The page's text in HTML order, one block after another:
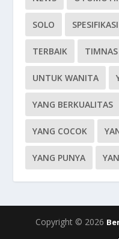
SOLO
TERBAIK
UNTUK WANITA
YANG BERKUALITAS
YANG COCOK
YANG PUNYA
Copyright © 2026